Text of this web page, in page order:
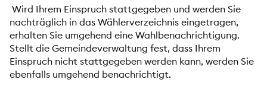
Wird Ihrem Einspruch stattgegeben und werden Sie
nachträglich in das Wählerverzeichnis eingetragen,
erhalten Sie umgehend eine Wahlbenachrichtigung.
Stellt die Gemeindeverwaltung fest, dass Ihrem
Einspruch nicht stattgegeben werden kann, werden Sie
ebenfalls umgehend benachrichtigt.